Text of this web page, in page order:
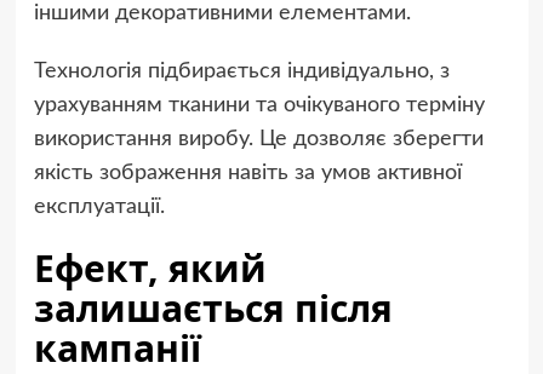
іншими декоративними елементами.
Технологія підбирається індивідуально, з
урахуванням тканини та очікуваного терміну
використання виробу. Це дозволяє зберегти
якість зображення навіть за умов активної
експлуатації.
Ефект, який
залишається після
кампанії